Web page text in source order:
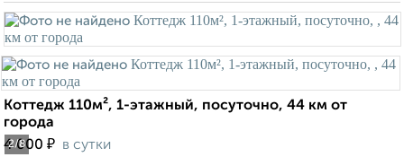
2/8
Коттедж 110м², 1-этажный, посуточно, 44 км от
города
4 000 ₽ в сутки